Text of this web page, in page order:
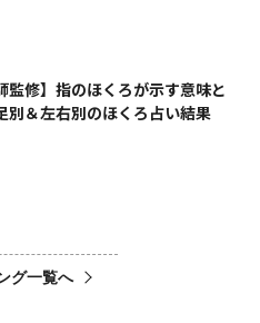
監修】指のほくろが示す意味と
別＆左右別のほくろ占い結果
グ一覧へ